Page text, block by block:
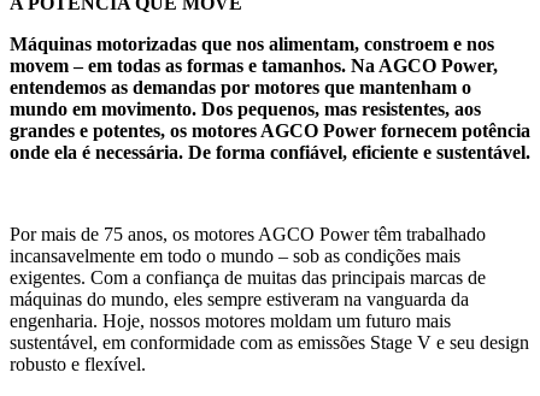
Máquinas motorizadas que nos alimentam, constroem e nos
movem – em todas as formas e tamanhos. Na AGCO Power,
entendemos as demandas por motores que mantenham o
mundo em movimento. Dos pequenos, mas resistentes, aos
grandes e potentes, os motores AGCO Power fornecem potência
onde ela é necessária. De forma confiável, eficiente e sustentável.
Por mais de 75 anos, os motores AGCO Power têm trabalhado
incansavelmente em todo o mundo – sob as condições mais
exigentes. Com a confiança de muitas das principais marcas de
máquinas do mundo, eles sempre estiveram na vanguarda da
engenharia. Hoje, nossos motores moldam um futuro mais
sustentável, em conformidade com as emissões Stage V e seu design
robusto e flexível.